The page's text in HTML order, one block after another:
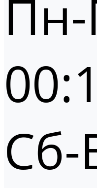
Сб-